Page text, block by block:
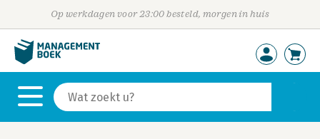
Op werkdagen voor 23:00 besteld, morgen in huis